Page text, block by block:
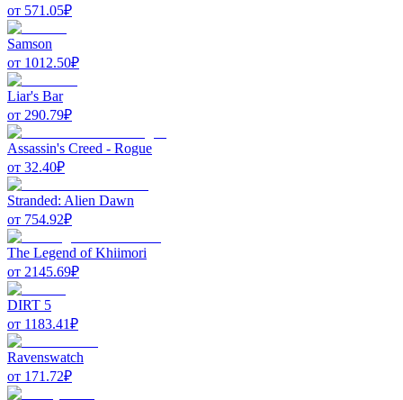
от 571.05₽
Samson
от 1012.50₽
Liar's Bar
от 290.79₽
Assassin's Creed - Rogue
от 32.40₽
Stranded: Alien Dawn
от 754.92₽
The Legend of Khiimori
от 2145.69₽
DIRT 5
от 1183.41₽
Ravenswatch
от 171.72₽